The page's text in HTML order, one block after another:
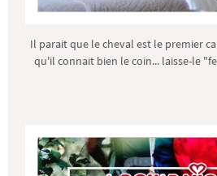
Il parait que le cheval est le premier
qu'il connait bien le coin... laisse-le